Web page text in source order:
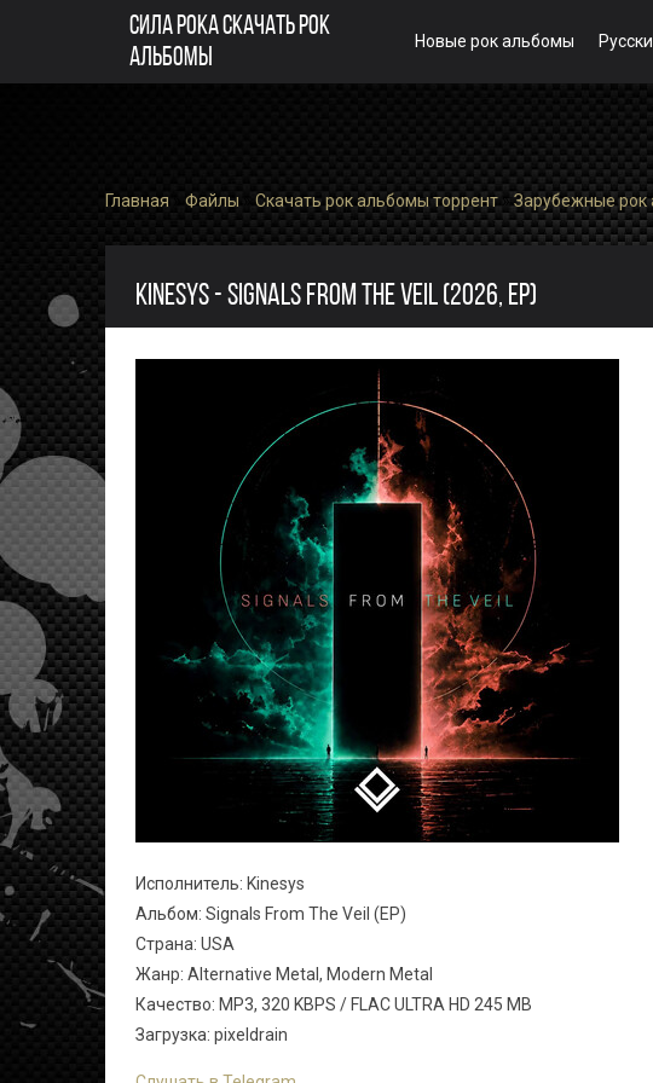
СИЛА РОКА СКАЧАТЬ РОК
АЛЬБОМЫ
Новые рок альбомы
Главная Файлы Скачать рок альбомы торрент»Зарубежные рок
KINESYS - SIGNALS FROM THE VEIL (2026, EP)
Исполнитель: Kinesys
Альбом: Signals From The Veil (EP)
Страна: USA
Жанр: Alternative Metal, Modern Metal
Качество: MP3, 320 KBPS / FLAC ULTRA HD 245 MB
Загрузка: pixeldrain